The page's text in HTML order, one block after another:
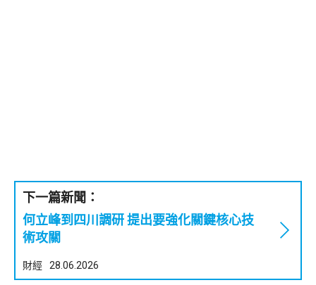
下一篇新聞：
何立峰到四川調研 提出要強化關鍵核心技
術攻關
財經 28.06.2026